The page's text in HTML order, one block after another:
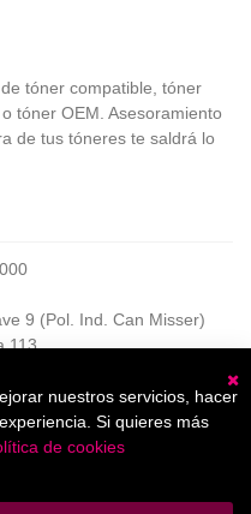
tóner compatible, tóner
tóner OEM. Asesoramiento
de tus tóneres te saldrá lo
9 (Pol. Ind. Can Misser)
113
nuestros servicios, hacer
Si quieres más
de cookies